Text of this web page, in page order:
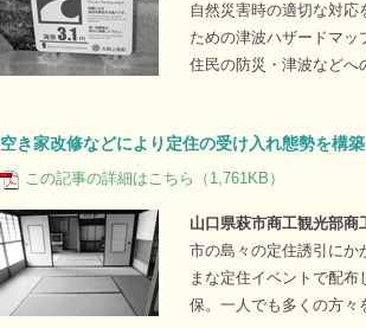
自然災害時の適切な対
ための津波ハザードマ
住民の防災・津波などへ
空き家改修などにより定住の受け入れ態勢を構築
この記事の詳細はこちら（1,761KB）
山口県萩市商工観光部
市の島々の定住誘引にか
まな定住イベントで配
保。一人でも多くの方々